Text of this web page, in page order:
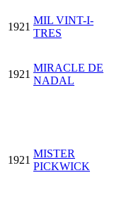
1921
MIL VINT-I-
TRES
1921
MIRACLE DE
NADAL
1921
MISTER
PICKWICK